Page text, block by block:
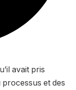
avait pris
processus et des